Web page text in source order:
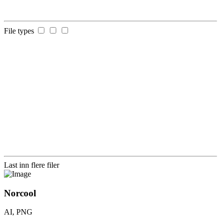
File types
Last inn flere filer
Norcool
AI, PNG